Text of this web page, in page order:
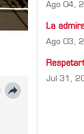
Ago 04,
La
Ago 03,
Jul 31,